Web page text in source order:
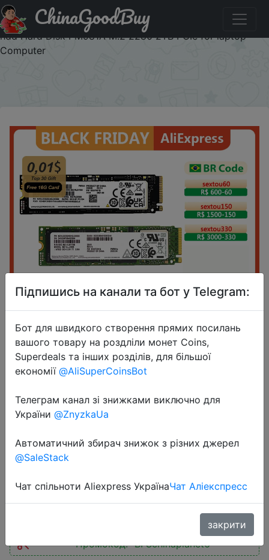
Купити по знижці BFSchinaplanet6 SAMSUNG SSD M2
Nvme 1TB PM9A1 256GB Internal Solid State Drive 1TB
hdd Hard Disk PM981A M.2 2280 2TB PCIe for laptop
Computer
ChinaGoodBuy
2022-11-29
PM9A1 256GB Internal Solid State
Drive 1TB hdd Hard Disk PM981A
Computer
$81.32
Промокод:"BFSchinaplanet6"
Підпишись на канали та бот у Telegram:
Бот для швидкого створення прямих посилань
вашого товару на роздліли монет Coins,
Superdeals та інших розділів, для більшої
економії @AliSuperCoinsBot
Телеграм канал зі знижками виключно для
України @ZnyzkaUa
Автоматичний збирач знижок з різних джерел
@SaleStack
Чат спільноти Aliexpress УкраїнаЧат Аліекспресс
закрити